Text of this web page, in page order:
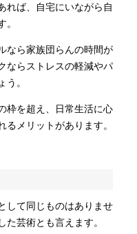
れば、自宅にいながら自
なら家族団らんの時間が
ならストレスの軽減やパ
う。
枠を超え、日常生活に心
メリットがあります。
して同じものはありませ
た芸術とも言えます。